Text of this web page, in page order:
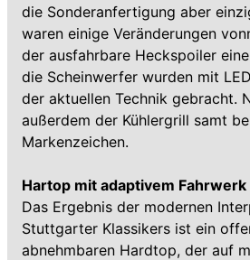
die Sonderanfertigung aber
waren einige Veränderungen
der ausfahrbare Heckspoiler
die Scheinwerfer wurden mit
der aktuellen Technik gebracht.
außerdem der Kühlergrill samt
Markenzeichen.
Hartop mit adaptivem Fahrwerk
Das Ergebnis der modernen
Stuttgarter Klassikers ist ein
abnehmbaren Hardtop, der auf